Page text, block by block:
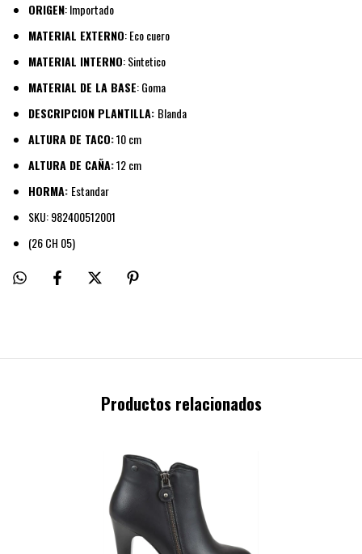
ORIGEN: Importado
MATERIAL EXTERNO: Eco cuero
MATERIAL INTERNO: Sintetico
MATERIAL DE LA BASE: Goma
DESCRIPCION PLANTILLA: Blanda
ALTURA DE TACO:10 cm
ALTURA DE CAÑA:12 cm
HORMA: Estandar
SKU: 982400512001
(26 CH 05)
Productos relacionados